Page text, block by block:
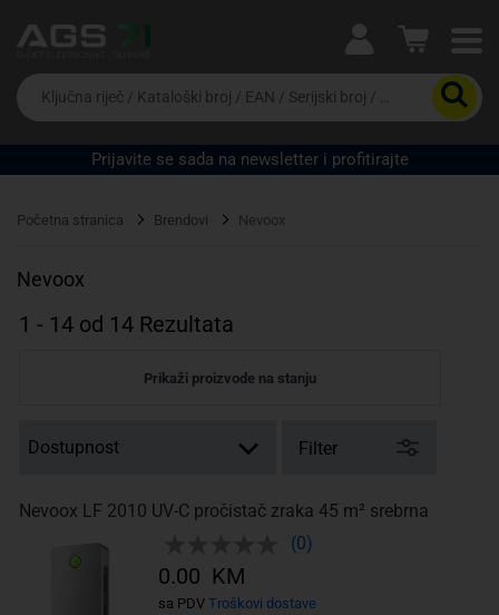
Ova postavka prilagođava asortiman proizvoda i
cijene vašim potrebama.
Da
biste
potražili
proizvod,
unesite
riječ,
EAN
serijski
Prijavite se sada na newsletter i profitirajte
Početna stranica Brendovi Nevoox
Nevoox
1 - 14 od 14 Rezultata
Prikaži proizvode na stanju
Filter
Nevoox LF 2010 UV-C pročistač zraka 45 m² srebrna
(0)
0.00 KM
sa PDV Troškovi dostave